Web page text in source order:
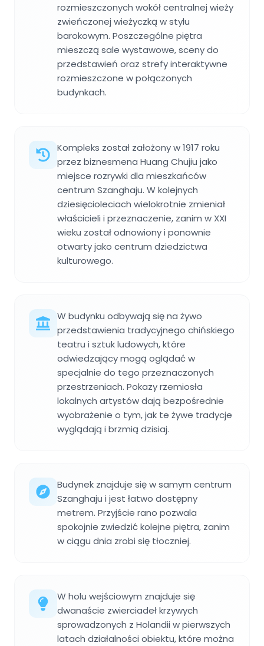
rozmieszczonych wokół centralnej wieży
zwieńczonej wieżyczką w stylu
barokowym. Poszczególne piętra
mieszczą sale wystawowe, sceny do
przedstawień oraz strefy interaktywne
rozmieszczone w połączonych
budynkach.
Kompleks został założony w 1917 roku
przez biznesmena Huang Chujiu jako
miejsce rozrywki dla mieszkańców
centrum Szanghaju. W kolejnych
dziesięcioleciach wielokrotnie zmieniał
właścicieli i przeznaczenie, zanim w XXI
wieku został odnowiony i ponownie
otwarty jako centrum dziedzictwa
kulturowego.
W budynku odbywają się na żywo
przedstawienia tradycyjnego chińskiego
teatru i sztuk ludowych, które
odwiedzający mogą oglądać w
specjalnie do tego przeznaczonych
przestrzeniach. Pokazy rzemiosła
lokalnych artystów dają bezpośrednie
wyobrażenie o tym, jak te żywe tradycje
wyglądają i brzmią dzisiaj.
Budynek znajduje się w samym centrum
Szanghaju i jest łatwo dostępny
metrem. Przyjście rano pozwala
spokojnie zwiedzić kolejne piętra, zanim
w ciągu dnia zrobi się tłoczniej.
W holu wejściowym znajduje się
dwanaście zwierciadeł krzywych
sprowadzonych z Holandii w pierwszych
latach działalności obiektu, które można